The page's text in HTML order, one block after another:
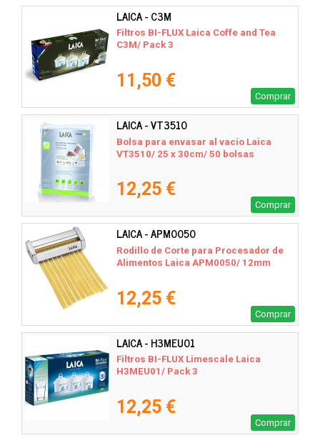
LAICA - C3M
Filtros BI-FLUX Laica Coffe and Tea
C3M/ Pack 3
11,50 €
Comprar
LAICA - VT3510
Bolsa para envasar al vacío Laica
VT3510/ 25 x 30cm/ 50 bolsas
12,25 €
Comprar
LAICA - APM0050
Rodillo de Corte para Procesador de
Alimentos Laica APM0050/ 12mm
12,25 €
Comprar
LAICA - H3MEU01
Filtros BI-FLUX Limescale Laica
H3MEU01/ Pack 3
12,25 €
Comprar